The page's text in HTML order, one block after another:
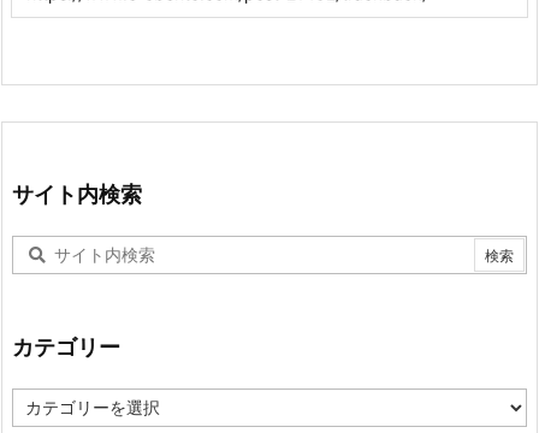
サイト内検索
カテゴリー
テ